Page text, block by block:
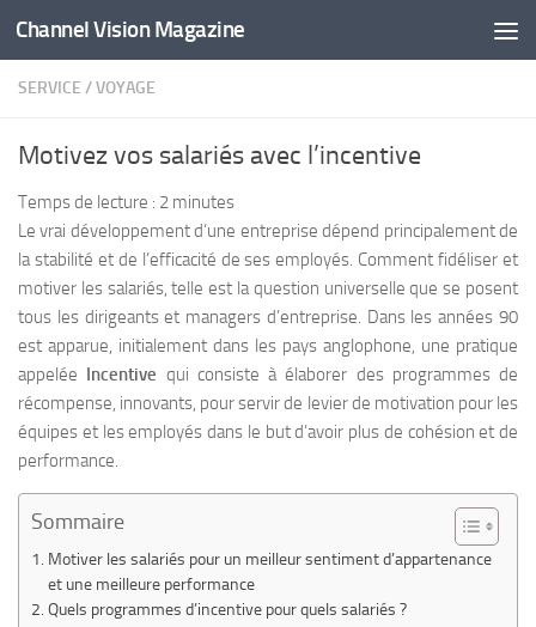
Skip to content
Channel Vision Magazine
SERVICE /VOYAGE
Motivez vos salariés avec l’incentive
Temps de lecture : 2 minutes
Le vrai développement d’une entreprise dépend principalement de
la stabilité et de l’efficacité de ses employés. Comment fidéliser et
motiver les salariés, telle est la question universelle que se posent
tous les dirigeants et managers d’entreprise. Dans les années 90
est apparue, initialement dans les pays anglophone, une pratique
appelée Incentive qui consiste à élaborer des programmes de
récompense, innovants, pour servir de levier de motivation pour les
équipes et les employés dans le but d’avoir plus de cohésion et de
performance.
Sommaire
Motiver les salariés pour un meilleur sentiment d’appartenance
et une meilleure performance
Quels programmes d’incentive pour quels salariés ?